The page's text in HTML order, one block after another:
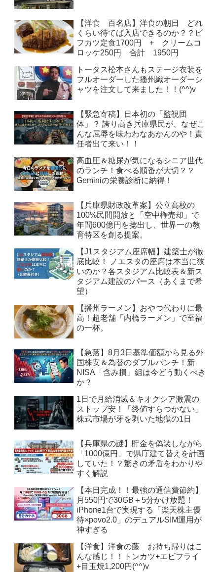
【洋食 百名店】洋食の朝日 どれ
くらい待てば入店できるのか？？ビ
フカツ定食1700円 + クリームコ
ロッケ250円 合計 1950円
トータス松本さんもステージ衣装を
フルオーダーした播州織オーダーシ
ャツを注文して来ました！！(^^)v
【緊急寄稿】日本初の「監視団
体」？ 誇り高き兵庫県民が、なぜこ
んな屈辱を味わわなあかんのや！責
任者出て来い！！
高血圧＆糖尿が気になるシニア世代
のランチ！食べる順番が大切？？
Geminiの栄養診断に納得！
【兵庫県財政改革案】公立高校の
100%民間開放と「空中権売却」で
年間600億円を捻出し、世界一の教
育特区を創る提案。
【J1スタジアム座席幅】建築士が徹
底比較！ ノエスタの座席は本当に狭
いのか？各スタジアム比較表＆新ス
タジアム建設のパース（あくまで希
望）
【播州ラーメン】おやつ代わりに最
高！超老舗「内橋ラーメン」で至福
の一杯。
【急落】8月3日基準価額から見る外
国株安＆為替のダブルパンチ！新
NISA「含み損」組は今どう動くべき
か？
1日で月給消滅＆キオクシア激震の
ストップ安！「終値すらつかない」
株式市場が牙を剥いた地獄の1日
【兵庫県の謎】貯金を偽装しながら
「1000億円」で県庁建て替えを計画
していた！？驚きの矛盾をわかりや
すく解説
【本日完成！！最強の通信費節約】
月550円で30GB＋5分かけ放題！
iPhone1台で実現する「楽天株主優
待×povo2.0」のデュアルSIM運用が
神すぎる
【洋食】洋食の藤 お持ち帰りはこ
んな感じ！！トンカツ+エビフライ
+目玉焼1,200円(^^)v